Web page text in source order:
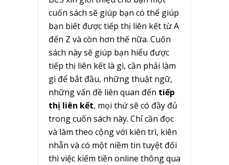
cuốn sách sẽ giúp bạn có thể giúp
bạn biết được tiếp thị liên kết từ A
đến Z và còn hơn thế nữa. Cuốn
sách này sẽ giúp bạn hiểu được
tiếp thị liên kết là gì, cần phải làm
gì để bắt đầu, những thuật ngữ,
những vấn đề liên quan đến tiếp
thị liên kết, mọi thứ sẽ có đầy đủ
trong cuốn sách này. Chỉ cần đọc
và làm theo cộng với kiên trì, kiên
nhẫn và có một niềm tin tuyệt đối
thì việc kiếm tiền online thông qua